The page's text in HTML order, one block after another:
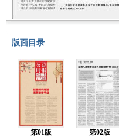
版面目录
第01版
第02版